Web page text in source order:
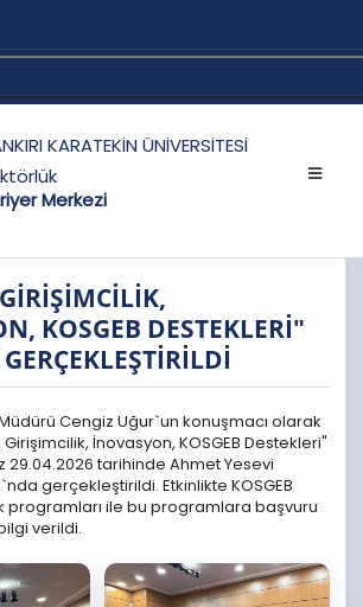
KARATEKİN ÜNİVERSİTESİ
Merkezi
KOSGEB DESTEKLERİ"
Müdürü Cengiz Uğur`un konuşmacı olarak
Girişimcilik, İnovasyon, KOSGEB Destekleri"
29.04.2026 tarihinde Ahmet Yesevi
gerçekleştirildi. Etkinlikte KOSGEB
programları ile bu programlara başvuru
verildi.